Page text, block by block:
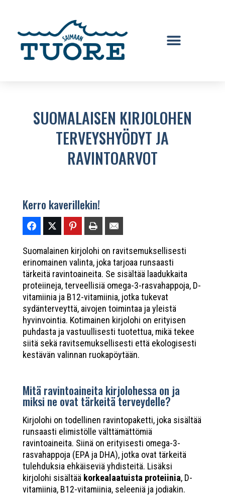
SUOMALAISEN KIRJOLOHEN
TERVEYSHYÖDYT JA
RAVINTOARVOT
Kerro kaverillekin!
Suomalainen kirjolohi on ravitsemuksellisesti
erinomainen valinta, joka tarjoaa runsaasti
tärkeitä ravintoaineita. Se sisältää laadukkaita
proteiineja, terveellisiä omega-3-rasvahappoja, D-
vitamiinia ja B12-vitamiinia, jotka tukevat
sydänterveyttä, aivojen toimintaa ja yleistä
hyvinvointia. Kotimainen kirjolohi on erityisen
puhdasta ja vastuullisesti tuotettua, mikä tekee
siitä sekä ravitsemuksellisesti että ekologisesti
kestävän valinnan ruokapöytään.
Mitä ravintoaineita kirjolohessa on ja
miksi ne ovat tärkeitä terveydelle?
Kirjolohi on todellinen ravintopaketti, joka sisältää
runsaasti elimistölle välttämättömiä
ravintoaineita. Siinä on erityisesti omega-3-
rasvahappoja (EPA ja DHA), jotka ovat tärkeitä
tulehduksia ehkäiseviä yhdisteitä. Lisäksi
kirjolohi sisältää korkealaatuista proteiinia, D-
vitamiinia, B12-vitamiinia, seleeniä ja jodiakin.